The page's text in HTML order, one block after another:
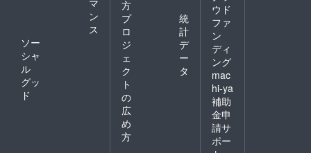
マ
ン
ス
ソー
シャ
ル
グッ
ド
方
プ
ロ
ジ
ェ
ク
ト
の
広
め
方
統
計
デ
ー
タ
ウド
ファ
ン
ディ
ング
mac
hi-ya
補助
金申
請サ
ポー